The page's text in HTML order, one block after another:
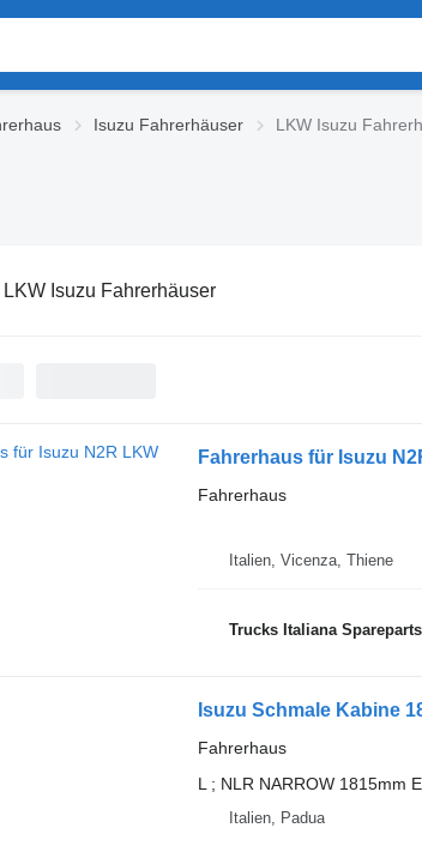
Isuzu Fahrerhäuser LKW Isuzu
LKW Isuzu Fahrerhäuser
Fahrerhaus für Isuzu
Fahrerhaus
Italien, Vicenza, Thiene
Trucks Italiana Spareparts
Fahrerhaus
L ; NLR NARROW 1815mm
Italien, Padua